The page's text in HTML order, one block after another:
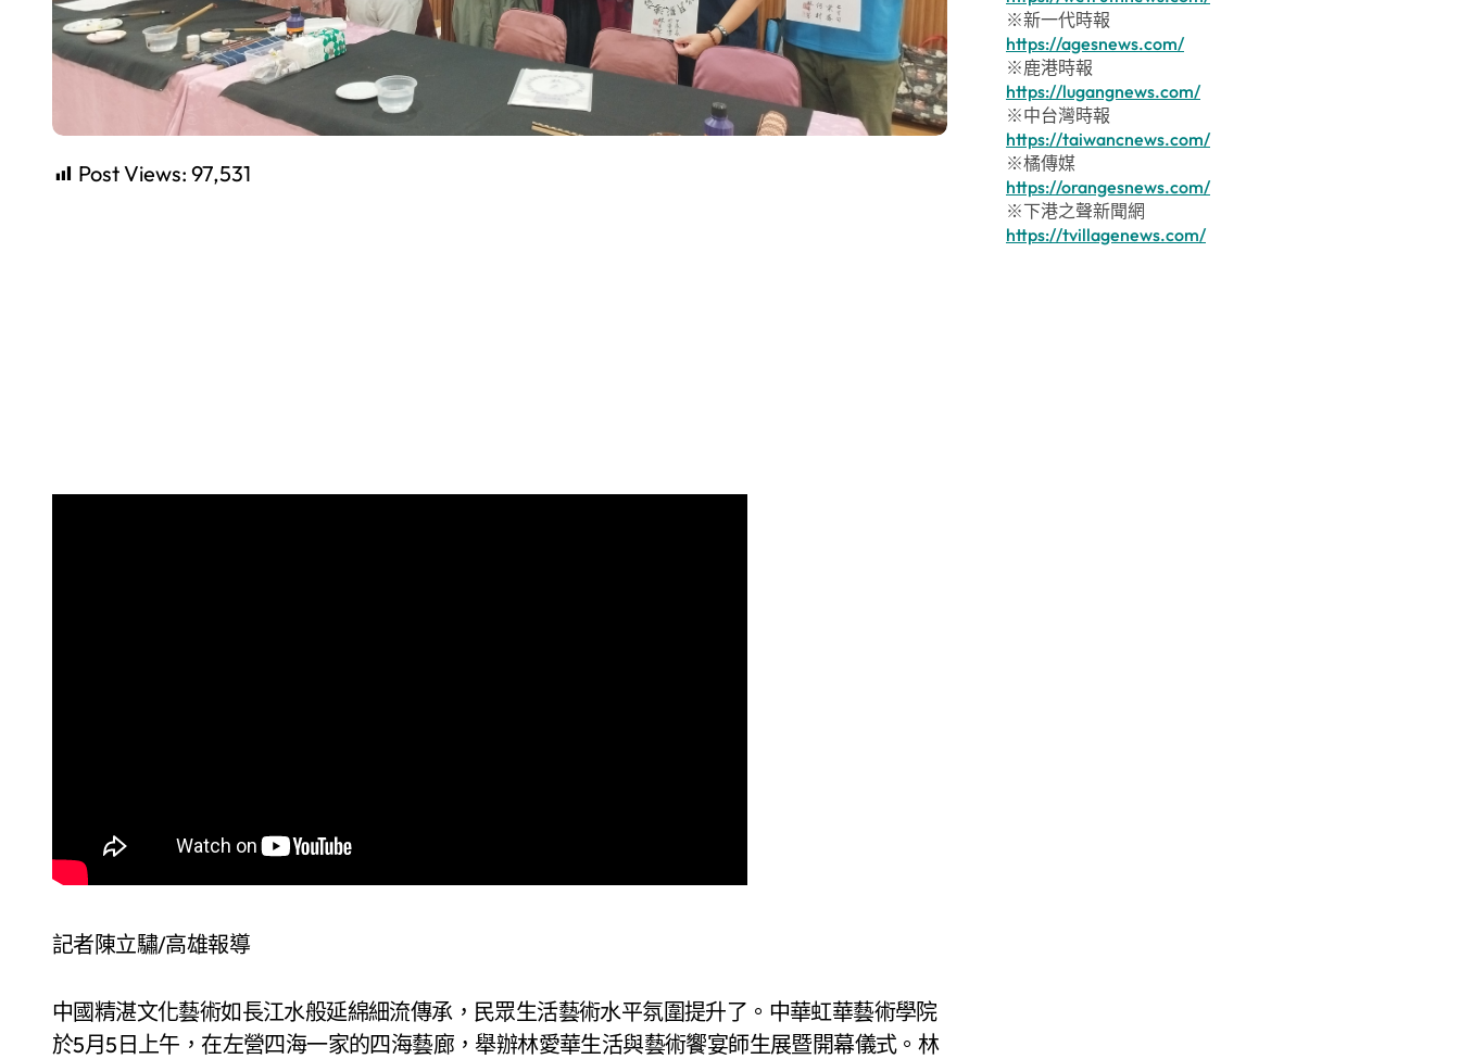
Post Views: 97,531
記者陳立驌/高雄報導
中國精湛文化藝術如長江水般延綿細流傳承，民眾生活藝術水平氛圍提升了。中華虹華藝術學院
於5月5日上午，在左營四海一家的四海藝廊，舉辦林愛華生活與藝術饗宴師生展暨開幕儀式。林
※新一代時報
https://agesnews.com/
※鹿港時報
https://lugangnews.com/
※中台灣時報
https://taiwancnews.com/
※橘傳媒
https://orangesnews.com/
※下港之聲新聞網
https://tvillagenews.com/